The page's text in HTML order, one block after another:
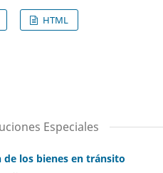
HTML
Especiales
de los bienes en tránsito